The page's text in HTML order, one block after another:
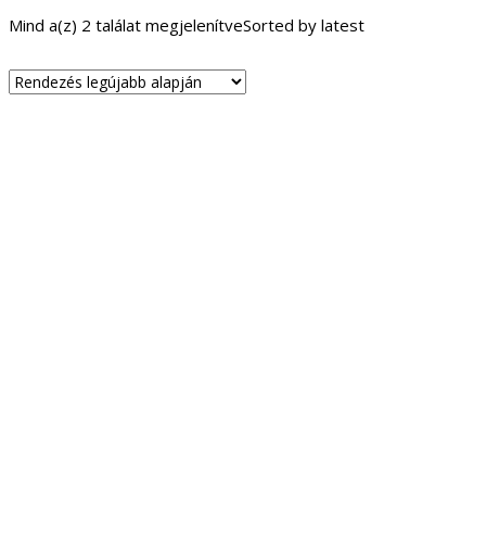
Mind a(z) 2 találat megjelenítveSorted by latest